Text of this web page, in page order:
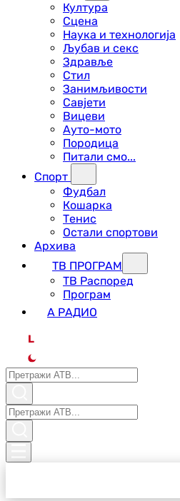
Култура
Сцена
Наука и технологија
Љубав и секс
Здравље
Стил
Занимљивости
Савјети
Вицеви
Ауто-мото
Породица
Питали смо...
Спорт
Фудбал
Кошарка
Тенис
Остали спортови
Архива
ТВ ПРОГРАМ
ТВ Распоред
Програм
А РАДИО
L